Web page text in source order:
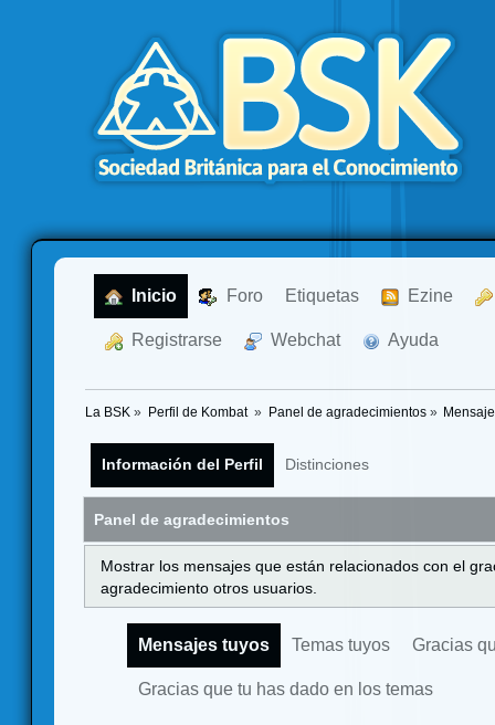
Inicio Foro Etiquetas Ezine
Registrarse Webchat Ayuda
La BSK » Perfil de Kombat » Panel de agradecimientos»
Información del Perfil Distinciones
Panel de agradecimientos
Mostrar los mensajes que están relacionados con el
agradecimiento otros usuarios.
Mensajes tuyos Temas tuyos Gracias
Gracias que tu has dado en los temas